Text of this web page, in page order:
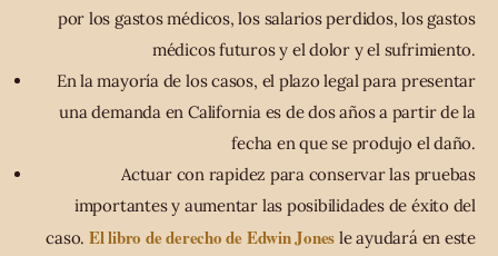
por los gastos médicos, los salarios perdidos, los gastos
médicos futuros y el dolor y el sufrimiento.
En la mayoría de los casos, el plazo legal para presentar
una demanda en California es de dos años a partir de la
fecha en que se produjo el daño.
Actuar con rapidez para conservar las pruebas
importantes y aumentar las posibilidades de éxito del
caso. El libro de derecho de Edwin Jones le ayudará en este